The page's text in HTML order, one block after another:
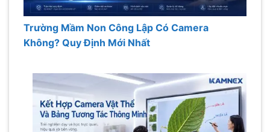
Trường Mầm Non Công Lập Có Camera
Không? Quy Định Mới Nhất